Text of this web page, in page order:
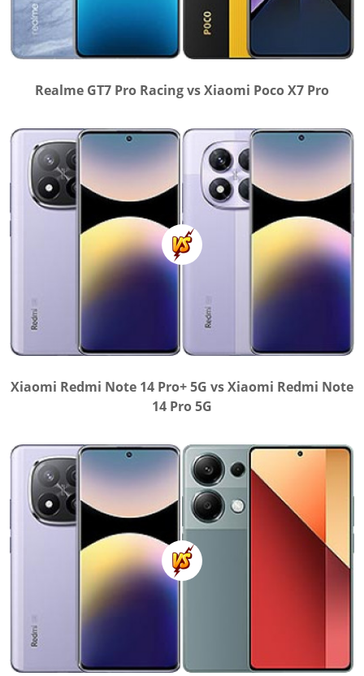
Realme GT7 Pro Racing vs Xiaomi Poco X7 Pro
Xiaomi Redmi Note 14 Pro+ 5G vs Xiaomi Redmi Note
14 Pro 5G